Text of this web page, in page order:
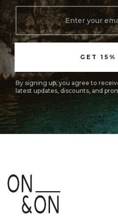
By signing up, you agree to
latest updates, discounts, and